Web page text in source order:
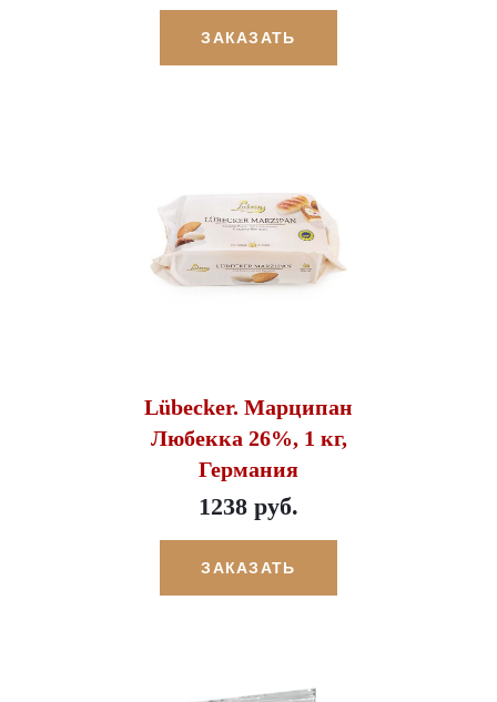
ЗАКАЗАТЬ
Lübecker. Марципан
Любекка 26%, 1 кг,
Германия
1238 руб.
ЗАКАЗАТЬ